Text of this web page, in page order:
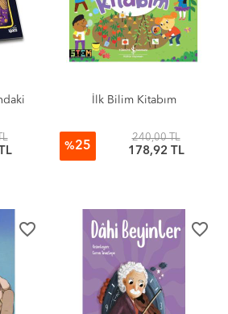
İlk Bilim Kitabım
%25
240,00 TL
178,92 TL
favorite_border favorite_border